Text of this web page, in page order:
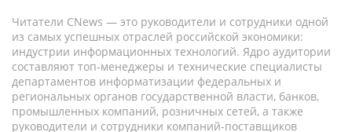
Читатели CNews — это руководители и сотрудники одной
из самых успешных отраслей российской экономики:
индустрии информационных технологий. Ядро аудитории
составляют топ-менеджеры и технические специалисты
департаментов информатизации федеральных и
региональных органов государственной власти, банков,
промышленных компаний, розничных сетей, а также
руководители и сотрудники компаний-поставщиков